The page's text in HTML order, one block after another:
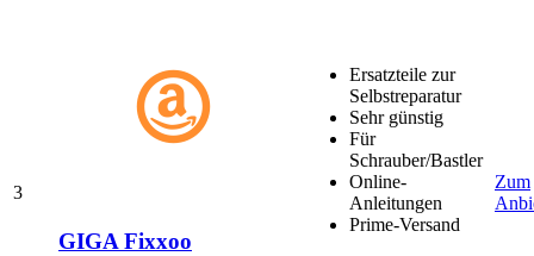
3
GIGA Fixxoo
Ersatzteile zur
Selbstreparatur
Sehr günstig
Für
Schrauber/Bastler
Online-
Anleitungen
Prime-Versand
Zum